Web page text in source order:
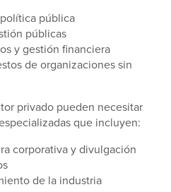
pública
públicas
y gestión financiera
de organizaciones sin
privado pueden necesitar
que incluyen:
corporativa y divulgación
de la industria